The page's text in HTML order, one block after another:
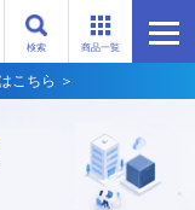
商品一覧
検索
こちら ＞